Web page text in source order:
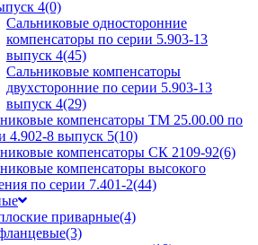
4(0)
Сальниковые односторонние
компенсаторы по серии 5.903-13
выпуск 4(45)
Сальниковые компенсаторы
двухсторонние по серии 5.903-13
выпуск 4(29)
компенсаторы ТМ 25.00.00 по
4.902-8 выпуск 5(10)
компенсаторы СК 2109-92(6)
компенсаторы высокого
по серии 7.401-2(44)
приварные(4)
(3)